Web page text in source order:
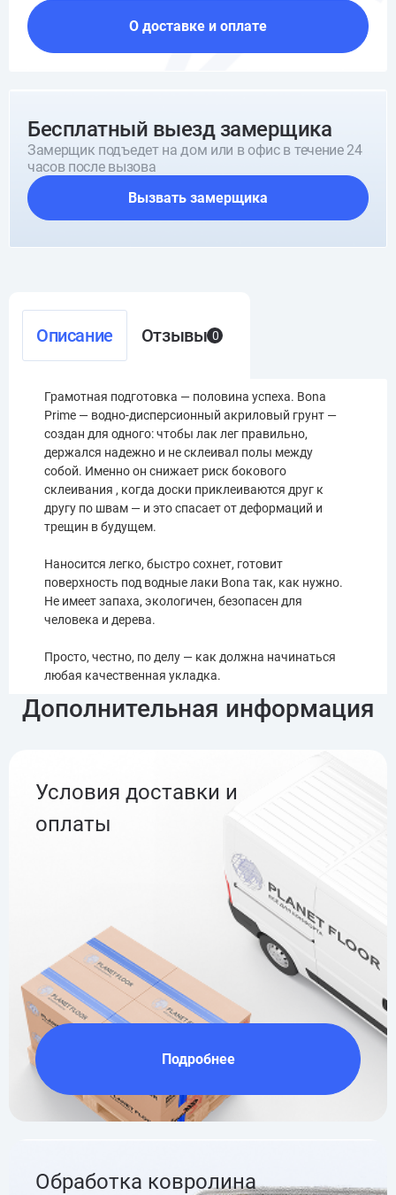
О доставке и оплате
Бесплатный выезд замерщика
Замерщик подъедет на дом или в офис в течение 24
часов после вызова
Вызвать замерщика
Описание Отзывы 0
Грамотная подготовка — половина успеха. Bona
Prime — водно-дисперсионный акриловый грунт —
создан для одного: чтобы лак лег правильно,
держался надежно и не склеивал полы между
собой. Именно он снижает риск бокового
склеивания , когда доски приклеиваются друг к
другу по швам — и это спасает от деформаций и
трещин в будущем.
Наносится легко, быстро сохнет, готовит
поверхность под водные лаки Bona так, как нужно.
Не имеет запаха, экологичен, безопасен для
человека и дерева.
Просто, честно, по делу — как должна начинаться
любая качественная укладка.
Дополнительная информация
Условия доставки и
оплаты
Подробнее
Обработка ковролина